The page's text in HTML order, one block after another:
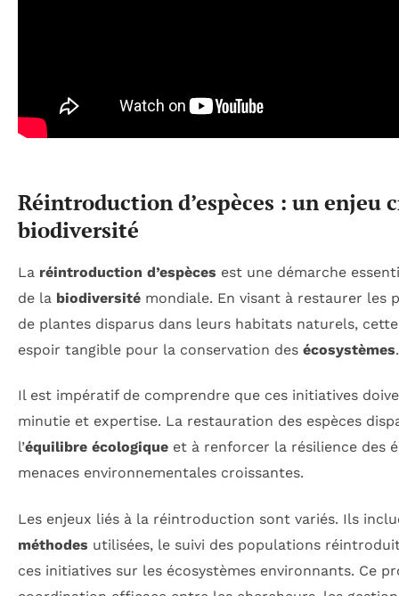
Réintroduction d’espèces : un enjeu
biodiversité
La réintroduction d’espèces est une démarche
de la biodiversité mondiale. En visant à restaurer les
de plantes disparus dans leurs habitats naturels,
espoir tangible pour la conservation des écosystèmes.
Il est impératif de comprendre que ces initiatives
minutie et expertise. La restauration des espèces
l’équilibre écologique et à renforcer la résilience des
menaces environnementales croissantes.
Les enjeux liés à la réintroduction sont variés. Ils
méthodes utilisées, le suivi des populations
ces initiatives sur les écosystèmes environnants. Ce